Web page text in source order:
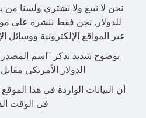
نحن لا نبيع ولا نشتري ولسنا
للدولار, نحن فقط ننشره على
عبر المواقع الإلكترونية ووسائل
بوضوح شديد نذكر "اسم المصدر"
الدولار الأمريكي مقابل
أن البيانات الواردة في هذا
في الوقت